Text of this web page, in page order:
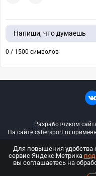
Напиши, что думаешь
0 / 1500 символов
Разработчиком
На сайте cybersport.ru
© ООО
Для повышения удобства
сервис Яндекс.Метрика
вы соглашаетесь на